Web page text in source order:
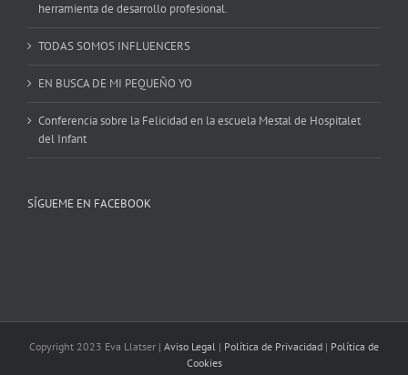
herramienta de desarrollo profesional.
TODAS SOMOS INFLUENCERS
EN BUSCA DE MI PEQUEÑO YO
Conferencia sobre la Felicidad en la escuela Mestal de Hospitalet
del Infant
SÍGUEME EN FACEBOOK
Copyright 2023 Eva Llatser | Aviso Legal | Política de Privacidad | Política de
Cookies